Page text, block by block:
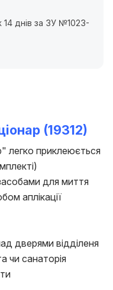
днів за ЗУ №1023-
(19312)
легко приклеюється
для миття
аплікації
дверями відділеня
чи санаторія